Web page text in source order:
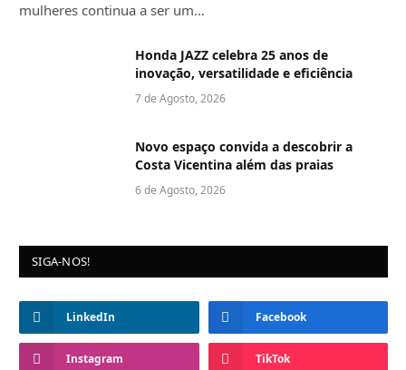
mulheres continua a ser um…
Honda JAZZ celebra 25 anos de
inovação, versatilidade e eficiência
7 de Agosto, 2026
Novo espaço convida a descobrir a
Costa Vicentina além das praias
6 de Agosto, 2026
SIGA-NOS!
LinkedIn Facebook
Instagram TikTok